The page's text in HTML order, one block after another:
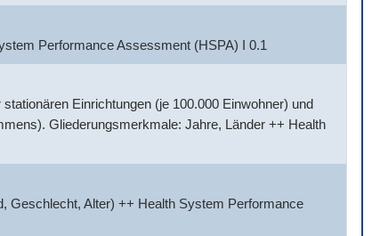
Performance Assessment (HSPA) I 0.1
Einrichtungen (je 100.000 Einwohner) und
Gliederungsmerkmale: Jahre, Länder ++ Health
Geschlecht, Alter) ++ Health System Performance